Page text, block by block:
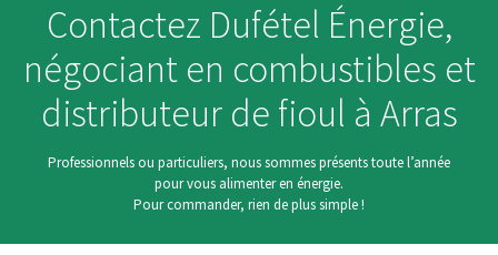
Contactez Dufétel Énergie,
négociant en combustibles et
distributeur de fioul à Arras
Professionnels ou particuliers, nous sommes présents toute l’année
pour vous alimenter en énergie.
Pour commander, rien de plus simple !